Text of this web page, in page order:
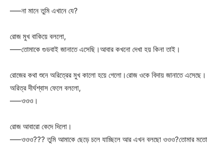
—–না মানে তুমি এখানে যে?
রোজ মুখ বাকিয়ে বললো,
—–তোমাকে গুডবাই জানাতে এসেছি।আবার কখনো দেখা হয় কিনা তাই।
রোজের কথা শুনে অরিত্রের মুখ কালো হয়ে গেলো।রোজ ওকে বিদায় জানাতে এসেছে।
অরিত্র দীর্ঘশ্বাস ফেলে বললো,
—–ওওও।
রোজ আবারো কেদে দিলো।
—–ওওও??? তুমি আমাকে ছেড়ে চলে যাচ্ছিলে আর এখন বলছো ওওও?তোমার মতো